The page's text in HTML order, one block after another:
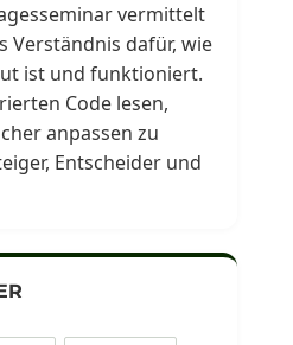
vermittelt
Verständnis dafür, wie
ist und funktioniert.
Code lesen,
anpassen zu
Entscheider und